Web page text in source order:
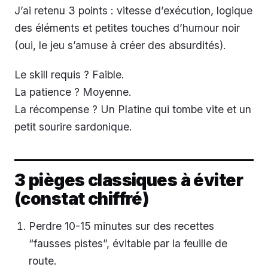
J’ai retenu 3 points : vitesse d’exécution, logique
des éléments et petites touches d’humour noir
(oui, le jeu s’amuse à créer des absurdités).
Le skill requis ? Faible.
La patience ? Moyenne.
La récompense ? Un Platine qui tombe vite et un
petit sourire sardonique.
3 pièges classiques à éviter
(constat chiffré)
Perdre 10-15 minutes sur des recettes
“fausses pistes”, évitable par la feuille de
route.